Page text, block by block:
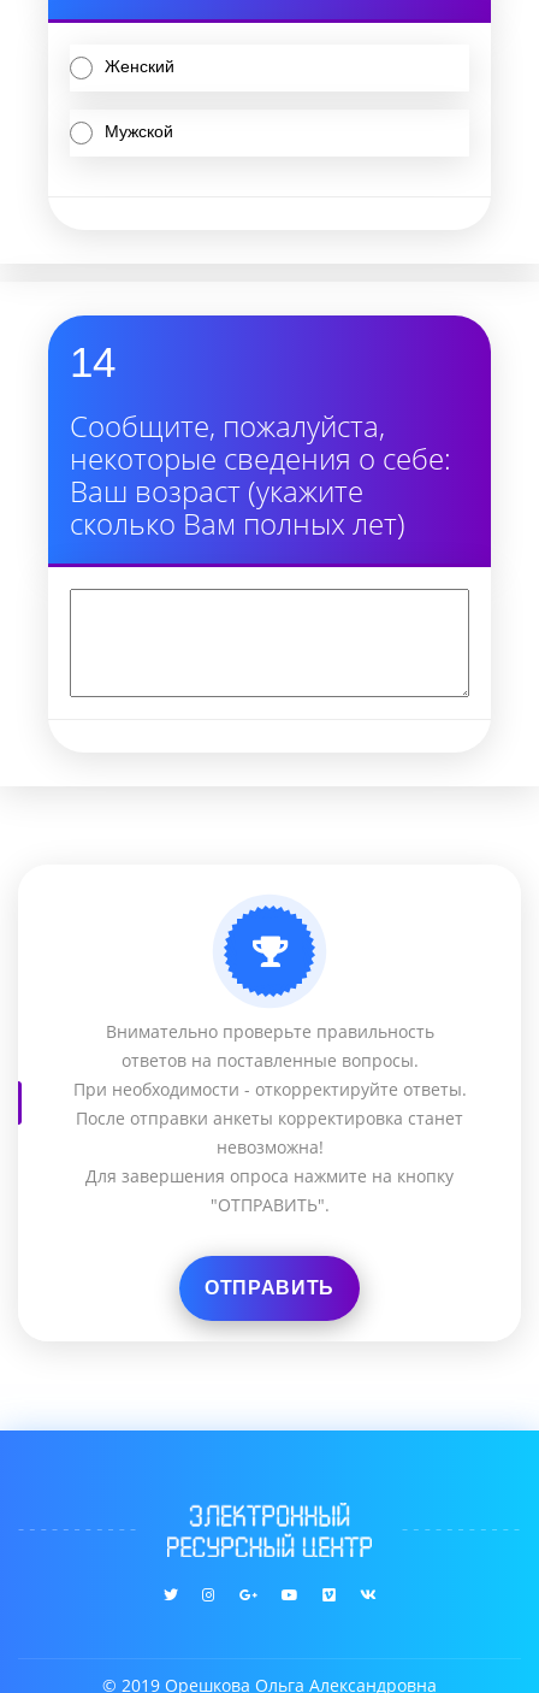
Женский
Мужской
14
Сообщите, пожалуйста,
некоторые сведения о себе:
Ваш возраст (укажите
сколько Вам полных лет)
Внимательно проверьте правильность
ответов на поставленные вопросы.
При необходимости - откорректируйте ответы.
После отправки анкеты корректировка станет
невозможна!
Для завершения опроса нажмите на кнопку
"ОТПРАВИТЬ".
© 2019 Орешкова Ольга Александровна